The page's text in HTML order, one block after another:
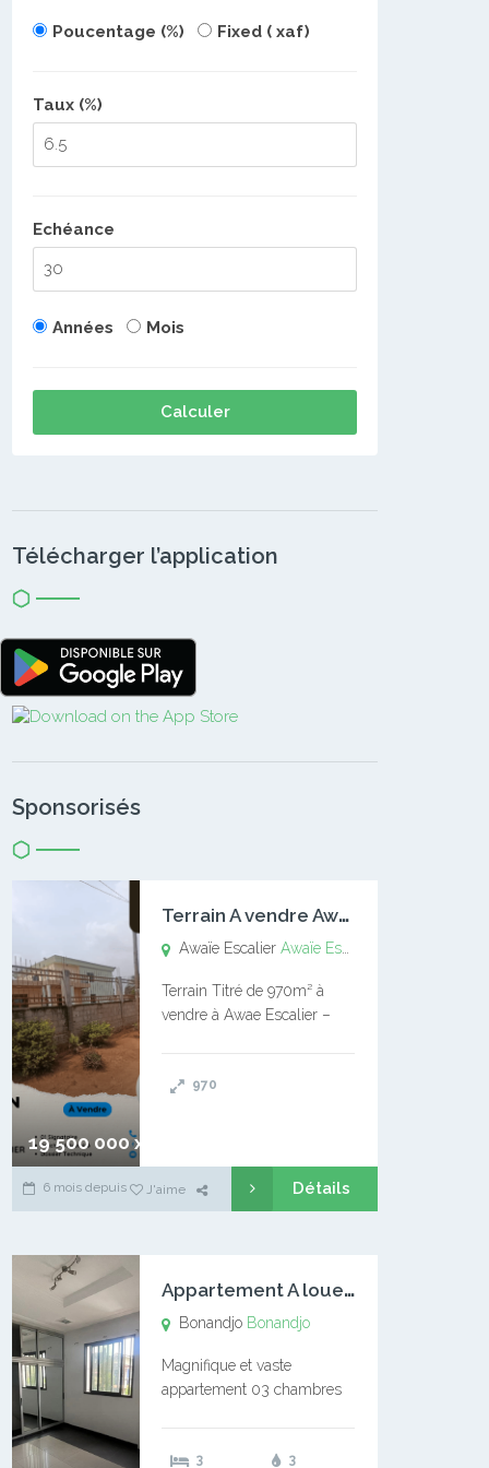
Poucentage (%) Fixed ( xaf)
Taux (%)
Echéance
Années Mois
Calculer
Télécharger l’application
Sponsorisés
19 500 000 xaf
T
errain A vendre Awaïe Escalier
Awaïe EscalierAwaïe Escalier
Terrain Titré de 970m² à
vendre à Awae Escalier –
l’Université Catholique –
970
6 mois depuis J'aime Détails
A
ppartement A louer Bonandjo
Bonandjo Bonandjo
Magnifique et vaste
appartement 03 chambres
douches 01 vaste salon 01
3
3